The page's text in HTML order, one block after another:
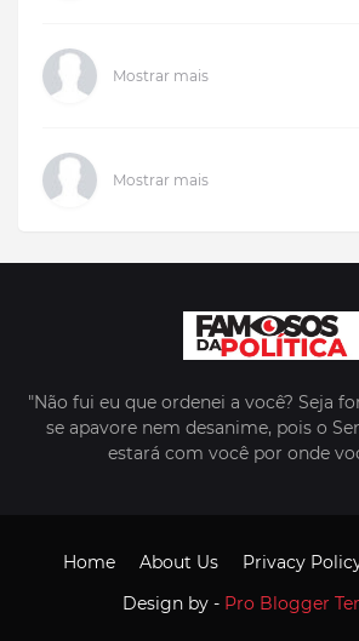
Mostrar mais
Mostrar mais
"Não fui eu que ordenei a você? Seja
se apavore nem desanime, pois o
estará com você por onde
Design by - Pro Blogger
Home About Us Privacy